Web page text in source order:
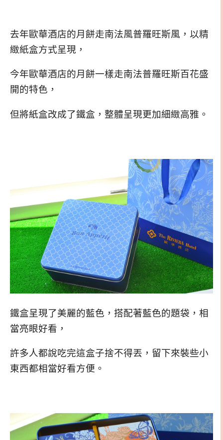
去年歐華酒店的月餅走南法風普羅旺斯風，以精
緻紙盒方式呈現，
今年歐華酒店的月餅一樣走南法普羅旺斯百花盛
開的特色，
但將紙盒改成了鐵盒，整體呈現更加細緻高雅。
鐵盒呈現了美麗的藍色，搭配著藍色的題袋，相
當亮眼好看，
許多人都說吃完這盒子捨不得丟，留下來裝些小
東西都相當好看方便。